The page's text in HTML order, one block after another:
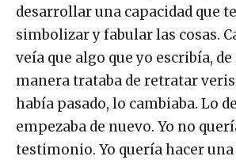
desarrollar una capacidad que
simbolizar y fabular las cosas.
veía que algo que yo escribía,
manera trataba de retratar
había pasado, lo cambiaba. Lo
empezaba de nuevo. Yo no
testimonio. Yo quería hacer